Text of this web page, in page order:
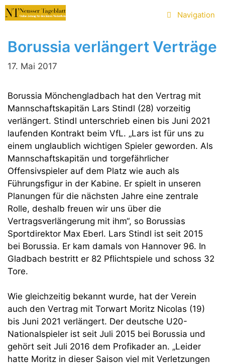
Zum
Inhalt
Navigation
Borussia verlängert Verträge
17. Mai 2017
Borussia Mönchengladbach hat den Vertrag mit
Mannschaftskapitän Lars Stindl (28) vorzeitig
verlängert. Stindl unterschrieb einen bis Juni 2021
laufenden Kontrakt beim VfL. „Lars ist für uns zu
einem unglaublich wichtigen Spieler geworden. Als
Mannschaftskapitän und torgefährlicher
Offensivspieler auf dem Platz wie auch als
Führungsfigur in der Kabine. Er spielt in unseren
Planungen für die nächsten Jahre eine zentrale
Rolle, deshalb freuen wir uns über die
Vertragsverlängerung mit ihm“, so Borussias
Sportdirektor Max Eberl. Lars Stindl ist seit 2015
bei Borussia. Er kam damals von Hannover 96. In
Gladbach bestritt er 82 Pflichtspiele und schoss 32
Tore.
Wie gleichzeitig bekannt wurde, hat der Verein
auch den Vertrag mit Torwart Moritz Nicolas (19)
bis Juni 2021 verlängert. Der deutsche U20-
Nationalspieler ist seit Juli 2015 bei Borussia und
gehört seit Juli 2016 dem Profikader an. „Leider
hatte Moritz in dieser Saison viel mit Verletzungen